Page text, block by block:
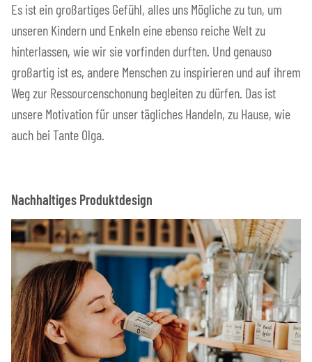
Es ist ein großartiges Gefühl, alles uns Mögliche zu tun, um
unseren Kindern und Enkeln eine ebenso reiche Welt zu
hinterlassen, wie wir sie vorfinden durften. Und genauso
großartig ist es, andere Menschen zu inspirieren und auf ihrem
Weg zur Ressourcenschonung begleiten zu dürfen. Das ist
unsere Motivation für unser tägliches Handeln, zu Hause, wie
auch bei Tante Olga.
Nachhaltiges Produktdesign